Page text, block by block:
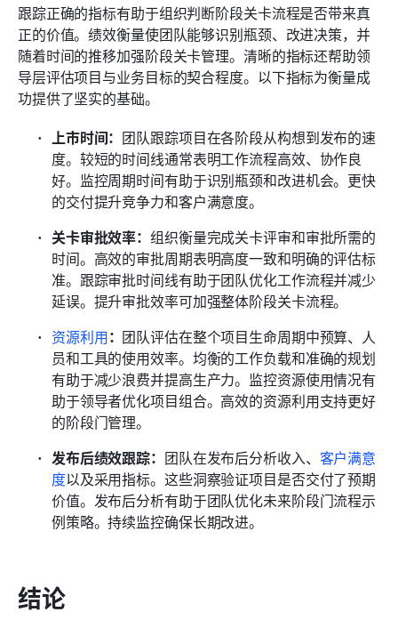
跟踪正确的指标有助于组织判断阶段关卡流程是否带来真
正的价值。绩效衡量使团队能够识别瓶颈、改进决策，并
随着时间的推移加强阶段关卡管理。清晰的指标还帮助领
导层评估项目与业务目标的契合程度。以下指标为衡量成
功提供了坚实的基础。
上市时间： 团队跟踪项目在各阶段从构想到发布的速
度。较短的时间线通常表明工作流程高效、协作良
好。监控周期时间有助于识别瓶颈和改进机会。更快
的交付提升竞争力和客户满意度。
关卡审批效率： 组织衡量完成关卡评审和审批所需的
时间。高效的审批周期表明高度一致和明确的评估标
准。跟踪审批时间线有助于团队优化工作流程并减少
延误。提升审批效率可加强整体阶段关卡流程。
资源利用： 团队评估在整个项目生命周期中预算、人
员和工具的使用效率。均衡的工作负载和准确的规划
有助于减少浪费并提高生产力。监控资源使用情况有
助于领导者优化项目组合。高效的资源利用支持更好
的阶段门管理。
发布后绩效跟踪： 团队在发布后分析收入、 客户满意
度以及采用指标。这些洞察验证项目是否交付了预期
价值。发布后分析有助于团队优化未来阶段门流程示
例策略。持续监控确保长期改进。
结论